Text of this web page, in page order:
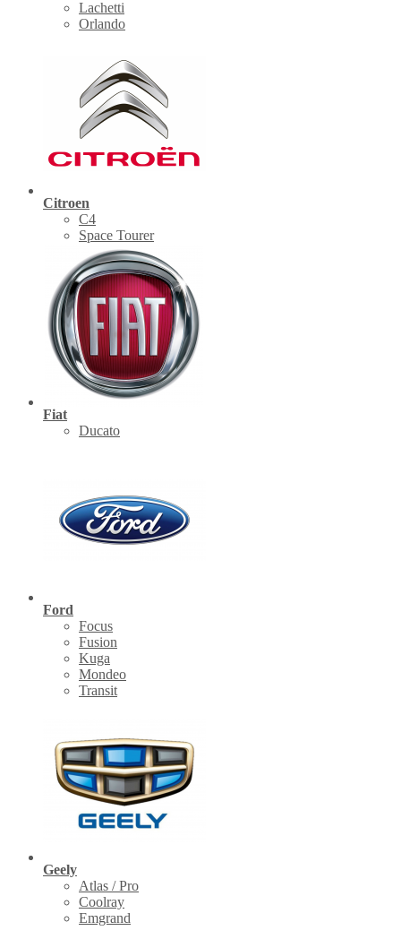
Lachetti
Orlando
Citroen
C4
Space Tourer
Fiat
Ducato
Ford
Focus
Fusion
Kuga
Mondeo
Transit
Geely
Atlas / Pro
Coolray
Emgrand